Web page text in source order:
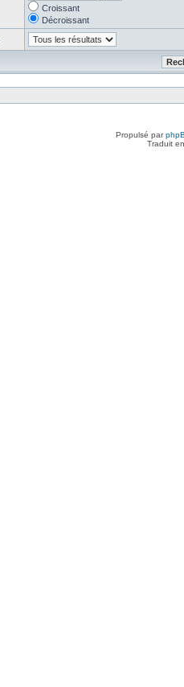
Croissant
Décroissant
Propulsé par
Traduit